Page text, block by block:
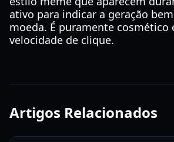
ativo para indicar a geração
moeda. É puramente cosmético
velocidade de clique.
Artigos Relacionados